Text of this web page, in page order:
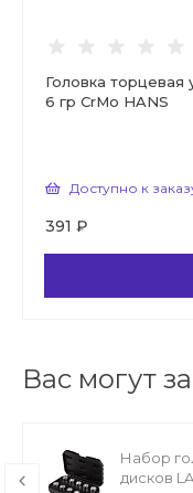
Головка торцевая
6 гр CrMo HANS
Доступно к
391 ₽
Вас могут
Набор
дисков